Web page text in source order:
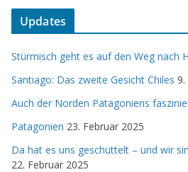
Updates
Stürmisch geht es auf den Weg nach
Santiago: Das zweite Gesicht Chiles 9.
Auch der Norden Patagoniens
Patagonien 23. Februar 2025
Da hat es uns geschüttelt – und wir
22. Februar 2025